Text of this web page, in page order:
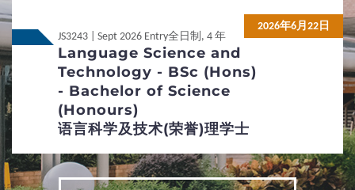
所需附加文件 查询方法
网上申请及程序示范
3 专才招生计划
3D综合评估入学计划
JS3243 | Sept 2026 Entry全日制, 4 年
Language Science and
Technology - BSc (Hons)
- Bachelor of Science
(Honours)
语言科学及技术(荣誉)理学士
2026年6月22日